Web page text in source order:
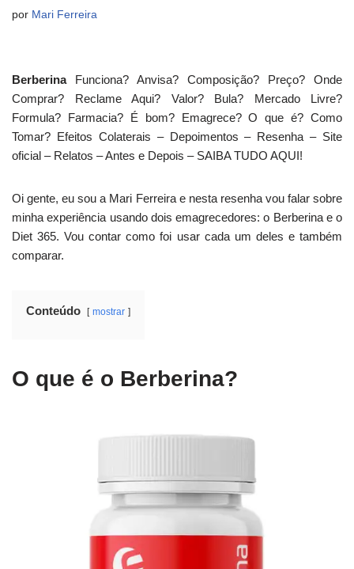
por Mari Ferreira
BerberinaFunciona? Anvisa? Composição? Preço? Onde
Comprar? Reclame Aqui? Valor? Bula? Mercado Livre?
Formula? Farmacia? É bom? Emagrece? O que é? Como
Tomar? Efeitos Colaterais – Depoimentos – Resenha – Site
oficial – Relatos – Antes e Depois – SAIBA TUDO AQUI!
Oi gente, eu sou a Mari Ferreira e nesta resenha vou falar sobre
minha experiência usando dois emagrecedores: o Berberina e o
Diet 365. Vou contar como foi usar cada um deles e também
comparar.
Conteúdo mostrar
O que é o Berberina?